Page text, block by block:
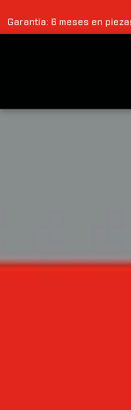
Garantía: 6 meses en